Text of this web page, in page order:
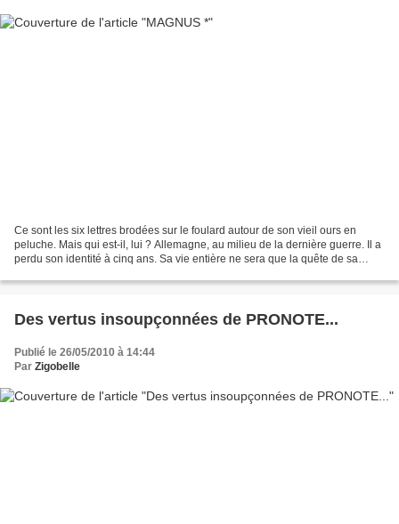
Ce sont les six lettres brodées sur le foulard autour de son vieil ours en
peluche. Mais qui est-il, lui ? Allemagne, au milieu de la dernière guerre. Il a
perdu son identité à cinq ans. Sa vie entière ne sera que la quête de sa
Des vertus insoupçonnées de PRONOTE...
Publié le 26/05/2010 à 14:44
Par Zigobelle